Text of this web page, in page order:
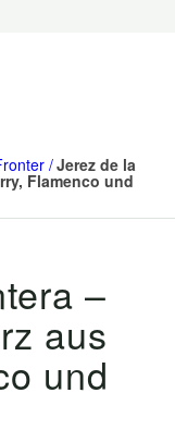
Jerez de la
Flamenco und
–
aus
und